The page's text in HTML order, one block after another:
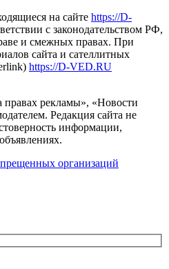
на сайте https://D-
с законодательством РФ,
и смежных правах. При
сайта и сателлитных
https://D-VED.RU
рекламы», «Новости
Редакция сайта не
информации,
организаций